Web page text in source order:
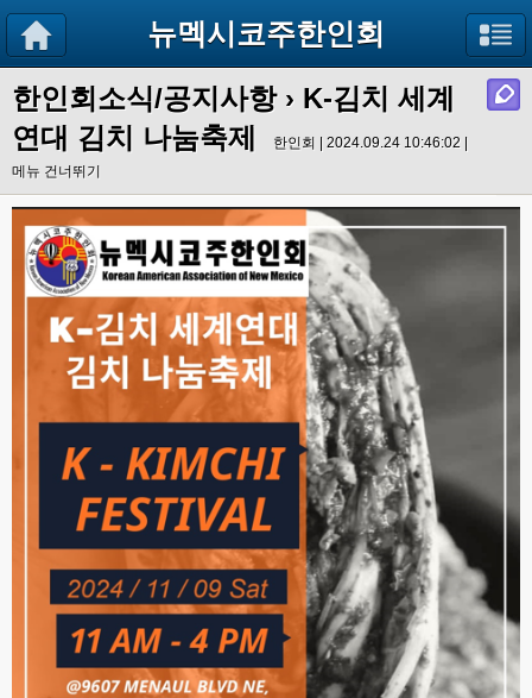
뉴멕시코주한인회
한인회소식/공지사항› K-김치 세계
연대 김치 나눔축제
한인회 | 2024.09.24 10:46:02 |
메뉴 건너뛰기